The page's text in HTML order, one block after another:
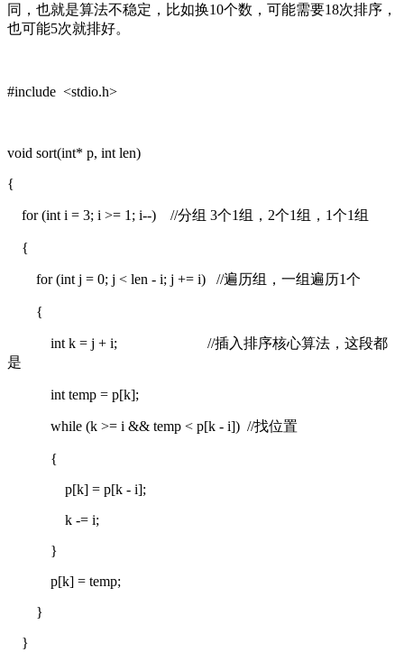
同，也就是算法不稳定，比如换10个数，可能需要18次排序，
也可能5次就排好。
#include <stdio.h>
void sort(int* p, int len)
{
for (int i = 3; i >= 1; i--) //分组 3个1组，2个1组，1个1组
{
for (int j = 0; j < len - i; j += i) //遍历组，一组遍历1个
{
int k = j + i; //插入排序核心算法，这段都
是
int temp = p[k];
while (k >= i && temp < p[k - i]) //找位置
{
p[k] = p[k - i];
k -= i;
}
p[k] = temp;
}
}